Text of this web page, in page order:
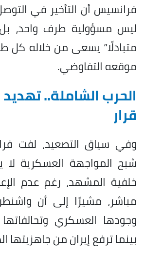
فرانسيس أن التأخير في
ليس مسؤولية طرف واحد، بل
متبادلًا” يسعى من خلاله
موقعه التفاوضي.
الحرب الشاملة..
قرار
وفي سياق التصعيد، لفت
شبح المواجهة العسكرية لا
خلفية المشهد، رغم عدم
مباشر، مشيرًا إلى أن
وجودها العسكري
بينما ترفع إيران من جاهزيتها